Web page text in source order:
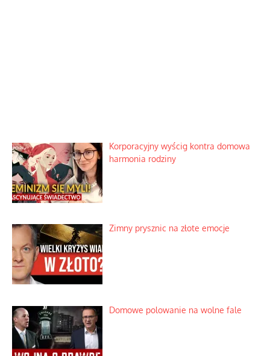
Korporacyjny wyścig kontra domowa
harmonia rodziny
Zimny prysznic na złote emocje
Domowe polowanie na wolne fale